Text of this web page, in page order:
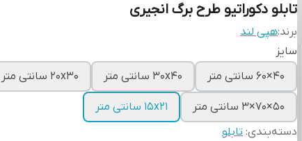
تابلو دکوراتیو طرح برگ انجیری
برند:هپی لند
سایز
40×60 سانتی متر
30x40 سانتی متر 20x30 سانتی متر
50×70×3 سانتی متر
15x21 سانتی متر
دسته‌بندی: تابلو